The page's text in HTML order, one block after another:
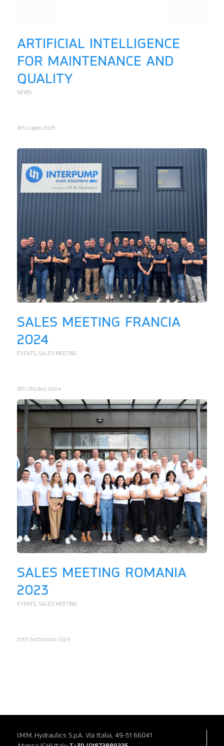
ARTIFICIAL INTELLIGENCE
FOR MAINTENANCE AND
QUALITY
NEWS
4th Luglio 2025
SALES MEETING FRANCIA
2024
EVENTS, SALES MEETING
9th Ottobre 2024
SALES MEETING ROMANIA
2023
EVENTS, SALES MEETING
27th Settembre 2023
I.M.M. Hydraulics S.p.A. Via Italia, 49-51 66041